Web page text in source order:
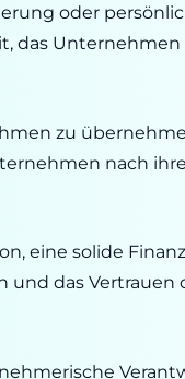
oder
zu
nach
eine solide
das